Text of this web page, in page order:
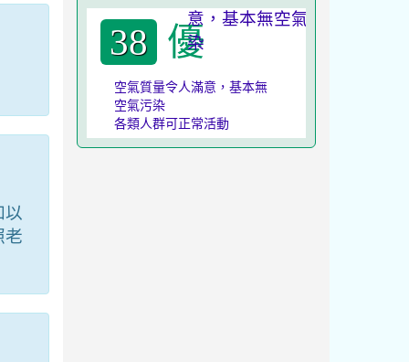
老
38 優
空氣質量令人滿意，基本無
空氣污染
各類人群可正常活動